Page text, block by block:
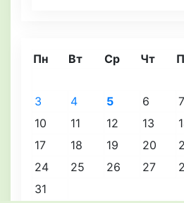
Пн Вт Ср Чт
3
4 5 6 7
10
11 12 13
17
18 19 20
24
25 26 27
31